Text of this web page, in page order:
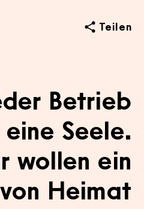
Teilen
Betrieb
Seele.
wollen ein
Heimat